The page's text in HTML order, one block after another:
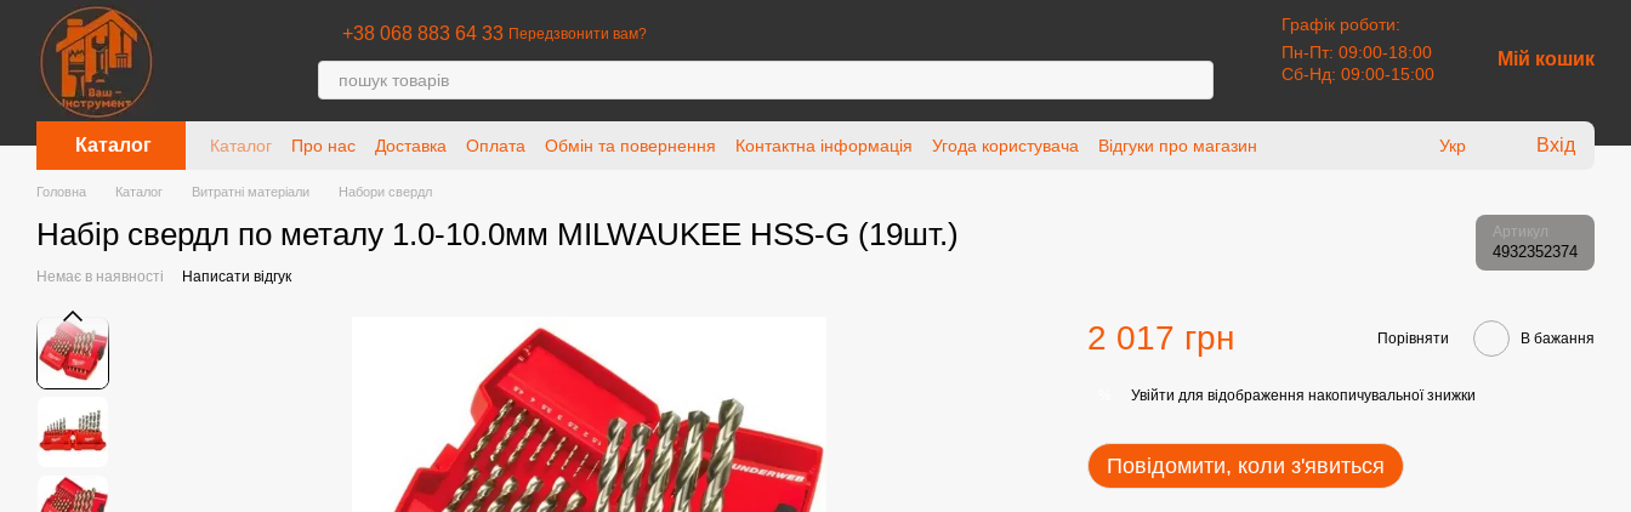
Перейти до основного контенту
+38 068 883 64 33 Передзвонити вам?
Графік роботи:
Пн-Пт: 09:00-18:00
Сб-Нд: 09:00-15:00
Мій кошик
Каталог Каталог Про нас Доставка Оплата Обмін та повернення Контактна інформація Угода користувача Відгуки про магазин Укр Вхід
Головна Каталог Витратні матеріали Набори свердл
Набір свердл по металу 1.0-10.0мм MILWAUKEE HSS-G (19шт.) Артикул
4932352374
Немає в наявності Написати відгук
2 017 грн Порівняти В бажання
Увійти для відображення накопичувальної знижки
Повідомити, коли з'явиться